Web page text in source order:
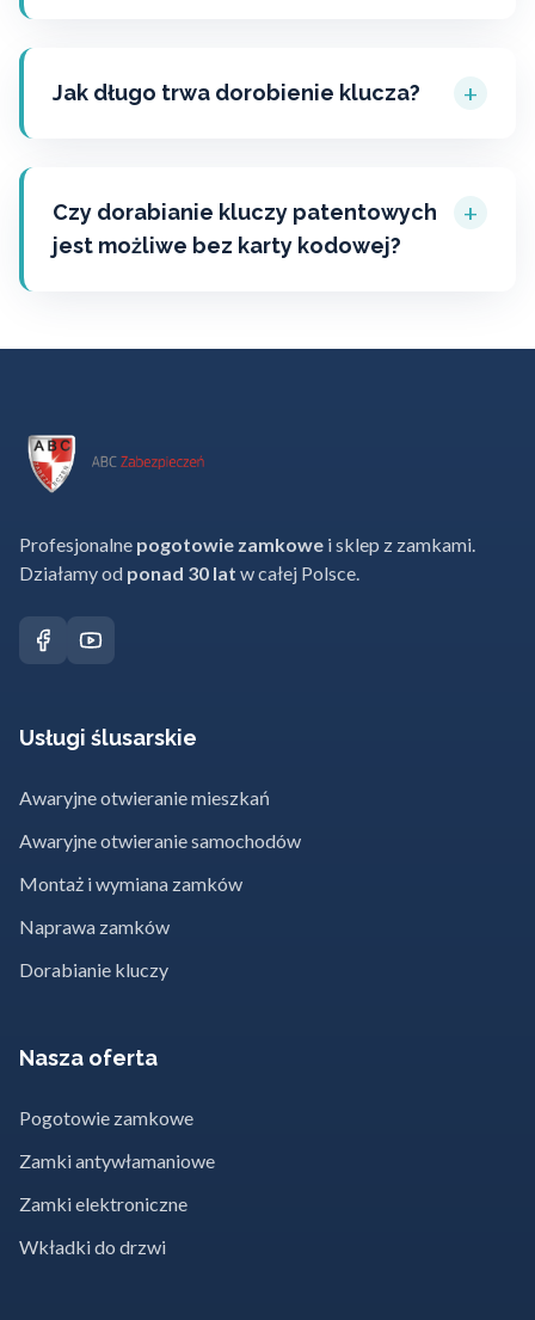
Jak długo trwa dorobienie klucza? +
Czy dorabianie kluczy patentowych
jest możliwe bez karty kodowej?
+
Profesjonalne pogotowie zamkowe i sklep z zamkami.
Działamy od ponad 30 lat w całej Polsce.
Usługi ślusarskie
Awaryjne otwieranie mieszkań
Awaryjne otwieranie samochodów
Montaż i wymiana zamków
Naprawa zamków
Dorabianie kluczy
Nasza oferta
Pogotowie zamkowe
Zamki antywłamaniowe
Zamki elektroniczne
Wkładki do drzwi